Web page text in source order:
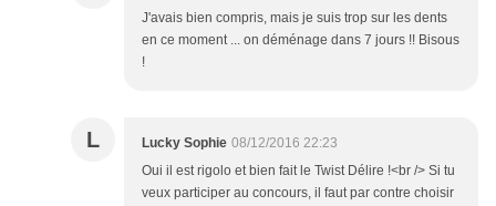
J'avais bien compris, mais je suis trop sur les dents
en ce moment ... on déménage dans 7 jours !! Bisous
!
L Lucky Sophie 08/12/2016 22:23
Oui il est rigolo et bien fait le Twist Délire !<br /> Si tu
veux participer au concours, il faut par contre choisir